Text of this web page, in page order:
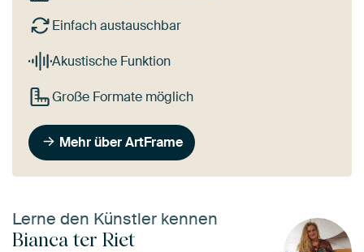
Einfach austauschbar
Akustische Funktion
Große Formate möglich
Mehr über ArtFrame
Lerne den Künstler kennen
Bianca ter Riet